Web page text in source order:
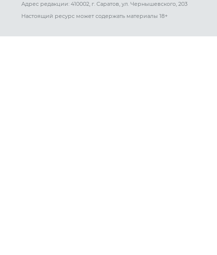
Адрес редакции: 410002, г. Саратов, ул. Чернышевского, 203
Настоящий ресурс может содержать материалы 18+